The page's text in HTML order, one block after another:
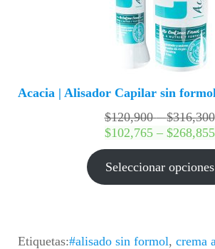
Acacia | Alisador Capilar sin
$120,900 – $316,300
$102,765 – $268,855
Seleccionar opciones
Etiquetas:#alisado sin formol, crema